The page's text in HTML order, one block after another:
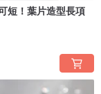
短！葉片造型長項